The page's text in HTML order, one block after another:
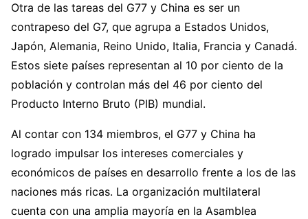
Otra de las tareas del G77 y China es ser un
contrapeso del G7, que agrupa a Estados Unidos,
Japón, Alemania, Reino Unido, Italia, Francia y Canadá.
Estos siete países representan al 10 por ciento de la
población y controlan más del 46 por ciento del
Producto Interno Bruto (PIB) mundial.
Al contar con 134 miembros, el G77 y China ha
logrado impulsar los intereses comerciales y
económicos de países en desarrollo frente a los de las
naciones más ricas. La organización multilateral
cuenta con una amplia mayoría en la Asamblea